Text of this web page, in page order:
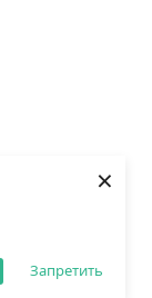
Запретить
×